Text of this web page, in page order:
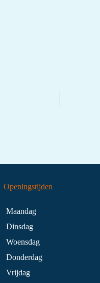
Openingstijden
Maandag
Dinsdag
Woensdag
Donderdag
Vrijdag